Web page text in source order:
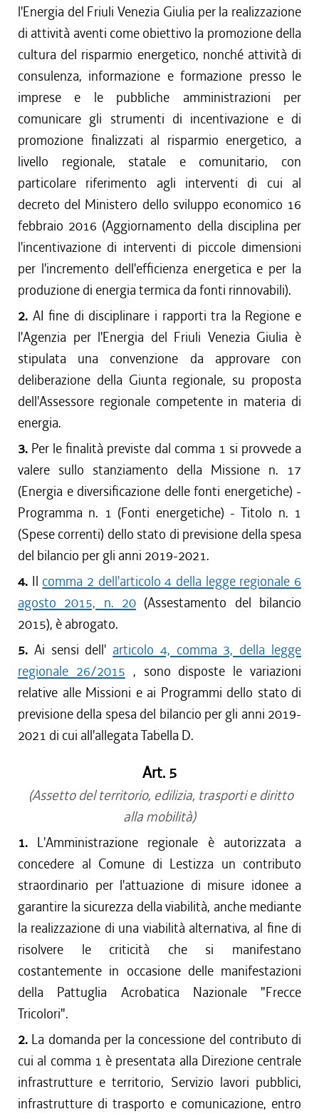
l'Energia del Friuli Venezia Giulia per la realizzazione
di attività aventi come obiettivo la promozione della
cultura del risparmio energetico, nonché attività di
consulenza, informazione e formazione presso le
imprese e le pubbliche amministrazioni per
comunicare gli strumenti di incentivazione e di
promozione finalizzati al risparmio energetico, a
livello regionale, statale e comunitario, con
particolare riferimento agli interventi di cui al
decreto del Ministero dello sviluppo economico 16
febbraio 2016 (Aggiornamento della disciplina per
l'incentivazione di interventi di piccole dimensioni
per l'incremento dell'efficienza energetica e per la
produzione di energia termica da fonti rinnovabili).
2. AI fine di disciplinare i rapporti tra la Regione e
l'Agenzia per l'Energia del Friuli Venezia Giulia è
stipulata una convenzione da approvare con
deliberazione della Giunta regionale, su proposta
dell'Assessore regionale competente in materia di
energia.
3. Per le finalità previste dal comma 1 si provvede a
valere sullo stanziamento della Missione n. 17
(Energia e diversificazione delle fonti energetiche) -
Programma n. 1 (Fonti energetiche) - Titolo n. 1
(Spese correnti) dello stato di previsione della spesa
del bilancio per gli anni 2019-2021.
4. Il comma 2 dell'articolo 4 della legge regionale 6
agosto 2015, n. 20 (Assestamento del bilancio
2015), è abrogato.
5. Ai sensi dell' articolo 4, comma 3, della legge
regionale 26/2015 , sono disposte le variazioni
relative alle Missioni e ai Programmi dello stato di
previsione della spesa del bilancio per gli anni 2019-
2021 di cui all'allegata Tabella D.
Art. 5
(Assetto del territorio, edilizia, trasporti e diritto
alla mobilità)
1. L'Amministrazione regionale è autorizzata a
concedere al Comune di Lestizza un contributo
straordinario per l'attuazione di misure idonee a
garantire la sicurezza della viabilità, anche mediante
la realizzazione di una viabilità alternativa, al fine di
risolvere le criticità che si manifestano
costantemente in occasione delle manifestazioni
della Pattuglia Acrobatica Nazionale "Frecce
Tricolori".
2. La domanda per la concessione del contributo di
cui al comma 1 è presentata alla Direzione centrale
infrastrutture e territorio, Servizio lavori pubblici,
infrastrutture di trasporto e comunicazione, entro